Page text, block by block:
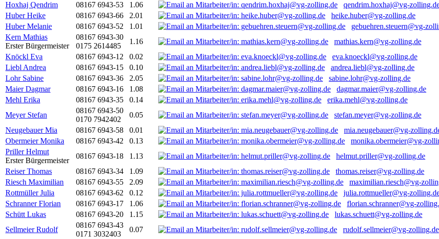
Hoxhaj Qendrim
08167 6943-53 1.06
qendrim.hoxhaj@vg-
Huber Heike
08167 6943-66 2.01
heike.huber@vg-zolling.de
Huber Melanie
08167 6943-52 1.01
gebuehren.steuern@vg-
Kern Mathias
Erster Bürgermeister
08167 6943-30
0175 2614485
1.16
mathias.kern@vg-zolling.de
Knöckl Eva
08167 6943-12 0.02
eva.knoeckl@vg-zolling.de
Liebl Andrea
08167 6943-15 0.10
andrea.liebl@vg-zolling.de
Lohr Sabine
08167 6943-36 2.05
sabine.lohr@vg-zolling.de
Maier Dagmar
08167 6943-16 1.08
dagmar.maier@vg-zolling.de
Mehl Erika
08167 6943-35 0.14
erika.mehl@vg-zolling.de
Meyer Stefan
08167 6943-50
0170 7942402
0.05
stefan.meyer@vg-zolling.de
Neugebauer Mia
08167 6943-58 0.01
mia.neugebauer@vg-
Obermeier Monika
08167 6943-42 0.13
monika.obermeier@vg-
Priller Helmut
Erster Bürgermeister
08167 6943-18 1.13
helmut.priller@vg-zolling.de
Reiser Thomas
08167 6943-34 1.09
thomas.reiser@vg-zolling.de
Riesch Maximilian
08167 6943-55 2.09
maximilian.riesch@vg-
Rottmüller Julia
08167 6943-62 0.12
julia.rottmueller@vg-
Schranner Florian
08167 6943-17 1.06
florian.schranner@vg-
Schütt Lukas
08167 6943-20 1.15
lukas.schuett@vg-zolling.de
Sellmeier Rudolf
08167 6943-43
0171 3032403
0.07
rudolf.sellmeier@vg-zolling.de